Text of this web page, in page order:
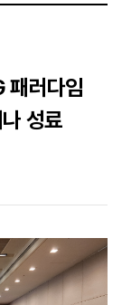
패러다임
성료